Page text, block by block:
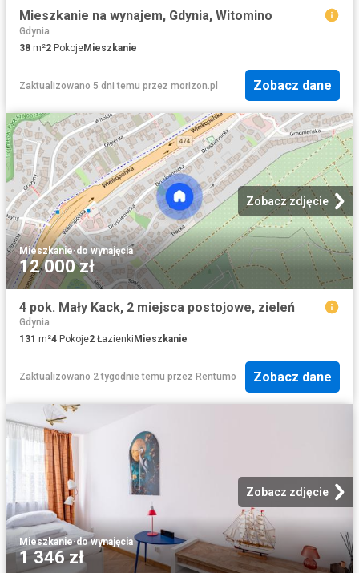
Mieszkanie na wynajem, Gdynia, Witomino
Gdynia
38 m²2 PokojeMieszkanie
Zaktualizowano 5 dni temu przez morizon.pl Zobacz dane
Zobacz zdjęcie
Mieszkanie·do wynajęcia
12 000 zł
4 pok. Mały Kack, 2 miejsca postojowe, zieleń
Gdynia
131 m²4 Pokoje2 Łazienki Mieszkanie
Zaktualizowano 2 tygodnie temu przez Rentumo Zobacz dane
Zobacz zdjęcie
Mieszkanie·do wynajęcia
1 346 zł